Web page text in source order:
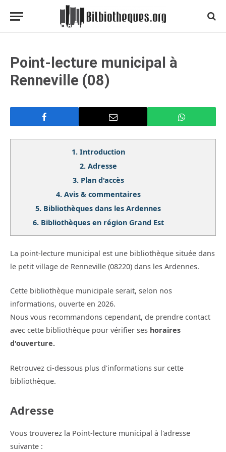
Point-lecture municipal à
Renneville (08)
1. Introduction
2. Adresse
3. Plan d'accès
4. Avis & commentaires
5. Bibliothèques dans les Ardennes
6. Bibliothèques en région Grand Est
La point-lecture municipal est une bibliothèque située dans
le petit village de Renneville (08220) dans les Ardennes.
Cette bibliothèque municipale serait, selon nos
informations, ouverte en 2026.
Nous vous recommandons cependant, de prendre contact
avec cette bibliothèque pour vérifier ses horaires
d'ouverture.
Retrouvez ci-dessous plus d'informations sur cette
bibliothèque.
Adresse
Vous trouverez la Point-lecture municipal à l'adresse
suivante :